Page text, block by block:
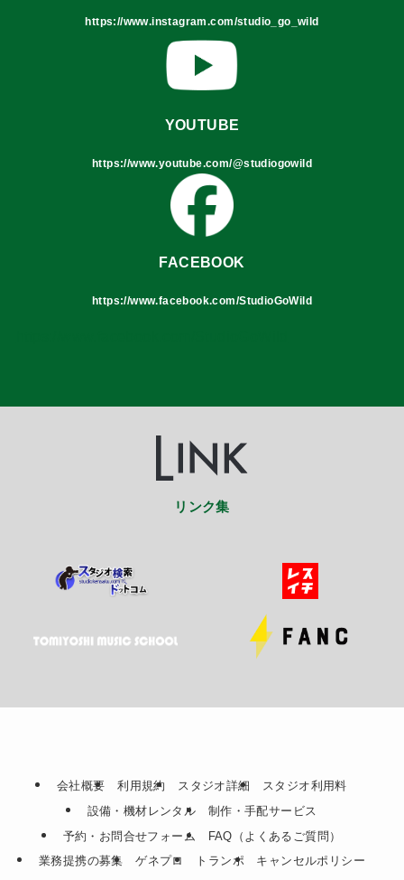
https://www.instagram.com/studio_go_wild
YOUTUBE
https://www.youtube.com/@studiogowild
FACEBOOK
https://www.facebook.com/StudioGoWild
リンク集
会社概要 利用規約 スタジオ詳細
スタジオ利用料
設備・機材レンタル
制作・手配サービス
予約・お問合せフォーム
FAQ（よくあるご質問）
業務提携の募集
ゲネプロ トランポ
キャンセルポリシー